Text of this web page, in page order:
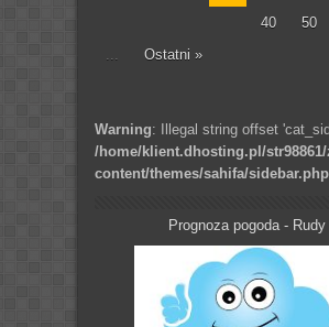
40
50
Ostatni »
Warning: Illegal string offset
/home/klient.dhosting.pl/
content/themes/sahifa/sidebar.php
Prognoza pogoda - Rudy